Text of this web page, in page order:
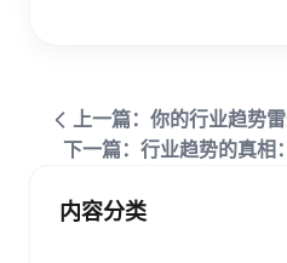
下一篇：行业趋势的真相
内容分类